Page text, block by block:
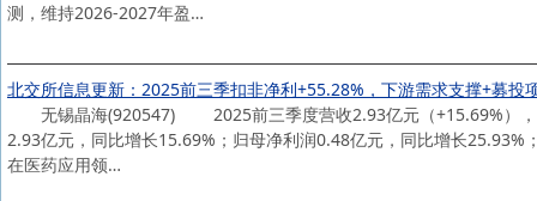
测，维持2026-2027年盈…
北交所信息更新：2025前三季扣非净利+55.28%，下游需求支撑+募投
无锡晶海(920547) 2025前三季度营收2.93亿元（+15.69%），
2.93亿元，同比增长15.69%；归母净利润0.48亿元，同比增长
在医药应用领…